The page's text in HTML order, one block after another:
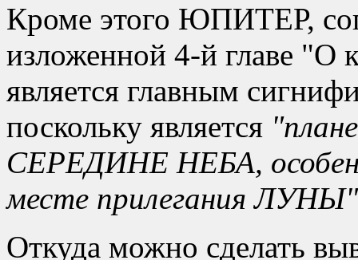
Кроме этого ЮПИТЕР,
изложенной 4-й главе
О
является главным
поскольку является
СЕРЕДИНЕ НЕБА,
месте прилегания ЛУНЫ
Откуда можно сделать